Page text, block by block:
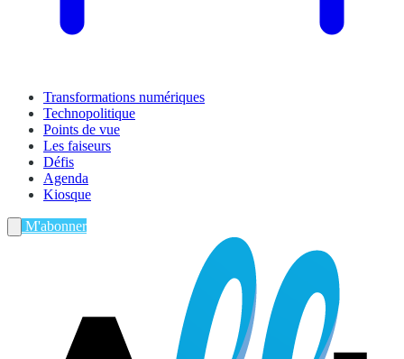
Transformations numériques
Technopolitique
Points de vue
Les faiseurs
Défis
Agenda
Kiosque
M'abonner